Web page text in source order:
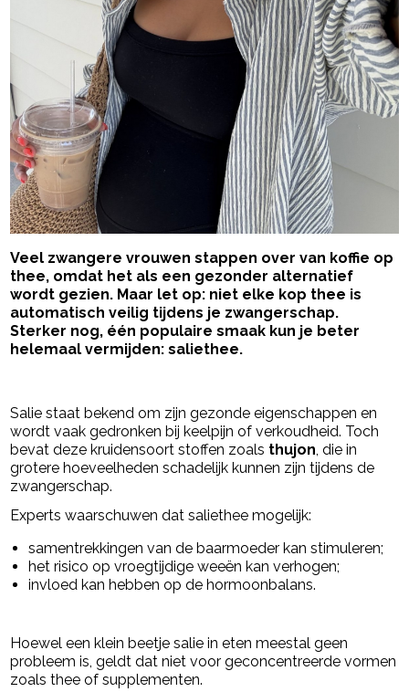
Veel zwangere vrouwen stappen over van koffie op
thee, omdat het als een gezonder alternatief
wordt gezien. Maar let op: niet elke kop thee is
automatisch veilig tijdens je zwangerschap.
Sterker nog, één populaire smaak kun je beter
helemaal vermijden: saliethee.
Salie staat bekend om zijn gezonde eigenschappen en
wordt vaak gedronken bij keelpijn of verkoudheid. Toch
bevat deze kruidensoort stoffen zoals thujon, die in
grotere hoeveelheden schadelijk kunnen zijn tijdens de
zwangerschap.
Experts waarschuwen dat saliethee mogelijk:
samentrekkingen van de baarmoeder kan stimuleren;
het risico op vroegtijdige weeën kan verhogen;
invloed kan hebben op de hormoonbalans.
Hoewel een klein beetje salie in eten meestal geen
probleem is, geldt dat niet voor geconcentreerde vormen
zoals thee of supplementen.